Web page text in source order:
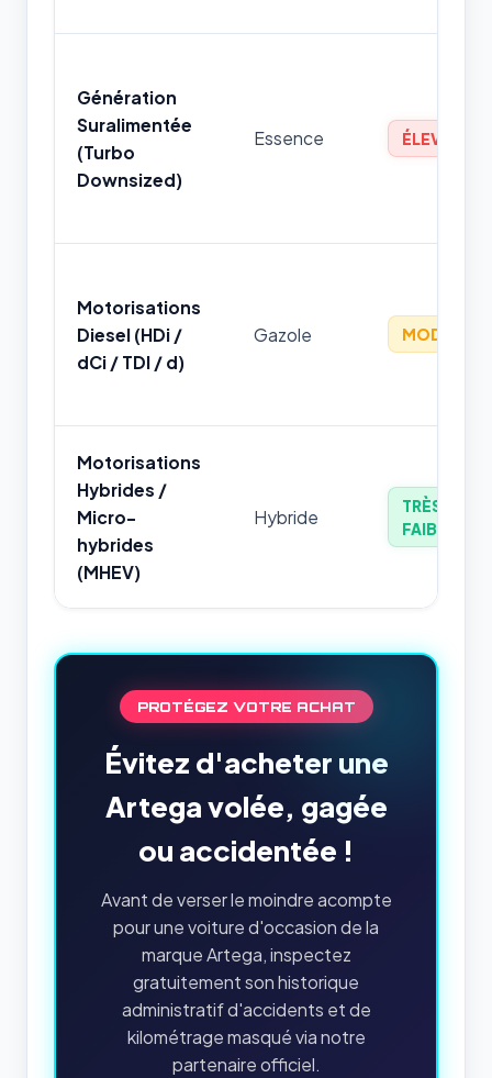
Génération
Suralimentée
(Turbo
Downsized)
Essence ÉLEVÉ
Motorisations
Diesel (HDi /
dCi / TDI / d)
Gazole MODÉRÉ
Motorisations
Hybrides /
Micro-
hybrides
(MHEV)
Hybride
TRÈS
FAIBLE
PROTÉGEZ VOTRE ACHAT
Évitez d'acheter une
Artega volée, gagée
ou accidentée !
Avant de verser le moindre acompte
pour une voiture d'occasion de la
marque Artega, inspectez
gratuitement son historique
administratif d'accidents et de
kilométrage masqué via notre
partenaire officiel.